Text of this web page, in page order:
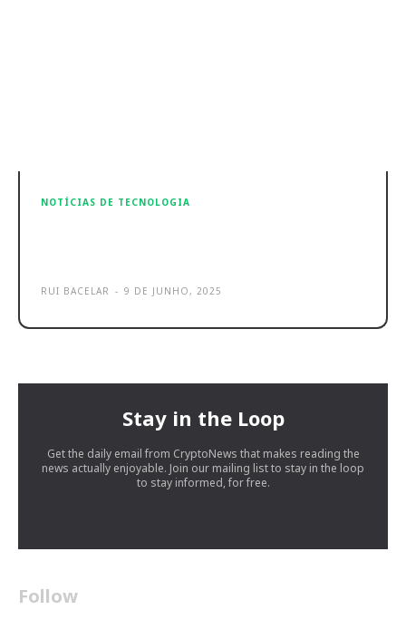
NOTÍCIAS DE TECNOLOGIA
RUI BACELAR - 9 DE JUNHO, 2025
Stay in the Loop
Get the daily email from CryptoNews that makes reading the
news actually enjoyable. Join our mailing list to stay in the loop
to stay informed, for free.
Follow